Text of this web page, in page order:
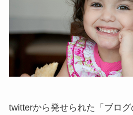
twitterから発せられた「ブロ